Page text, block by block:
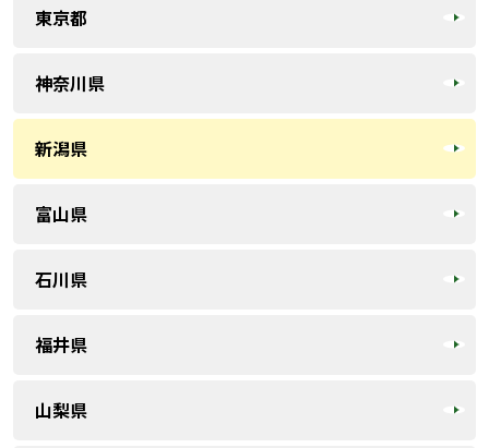
東京都
神奈川県
新潟県
富山県
石川県
福井県
山梨県